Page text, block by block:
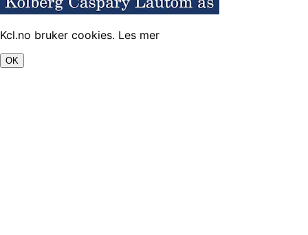
Kcl.no bruker cookies. Les mer
OK